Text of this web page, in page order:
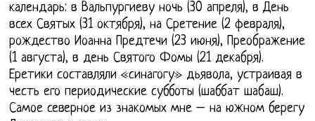
календарь: в Вальпургиеву ночь (30 апреля), в День
всех Святых (31 октября), на Сретение (2 февраля),
рождество Иоанна Предтечи (23 июня), Преображение
(1 августа), в день Святого Фомы (21 декабря).
Еретики составляли «синагогу» дьявола, устраивая в
честь его периодические субботы (шаббат шабаш).
Самое северное из знакомых мне – на южном берегу